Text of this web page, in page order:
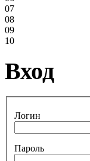
€530.00
Tunable Tonbak with
€880.00
07
08
09
10
Вход
Логин
Пароль